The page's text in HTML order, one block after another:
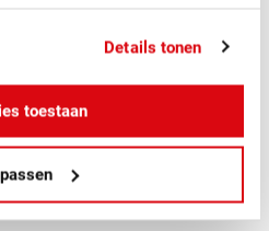
Details tonen
toestaan
Vanaf de parkeerplaats
het pand veilig kan bereiken
te doorkruisen. Naast de
faciliteiten in het
kantine,